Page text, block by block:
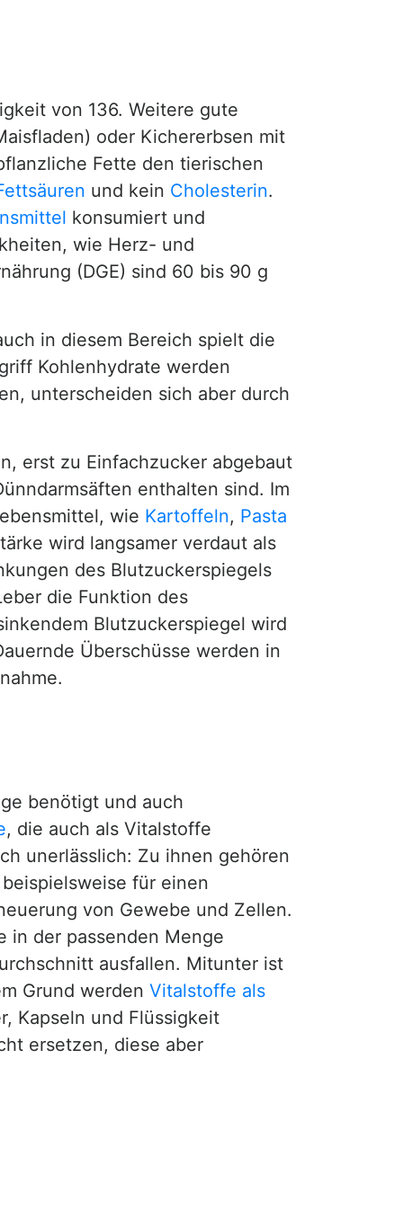
von 136. Weitere gute
oder Kichererbsen mit
Fette den tierischen
und kein Cholesterin.
konsumiert und
wie Herz- und
(DGE) sind 60 bis 90 g
in diesem Bereich spielt die
Kohlenhydrate werden
unterscheiden sich aber durch
erst zu Einfachzucker abgebaut
enthalten sind. Im
wie Kartoffeln, Pasta
wird langsamer verdaut als
des Blutzuckerspiegels
die Funktion des
Blutzuckerspiegel wird
Überschüsse werden in
benötigt und auch
, die auch als Vitalstoffe
unerlässlich: Zu ihnen gehören
für einen
von Gewebe und Zellen.
in der passenden Menge
ausfallen. Mitunter ist
Grund werden Vitalstoffe als
Kapseln und Flüssigkeit
ersetzen, diese aber